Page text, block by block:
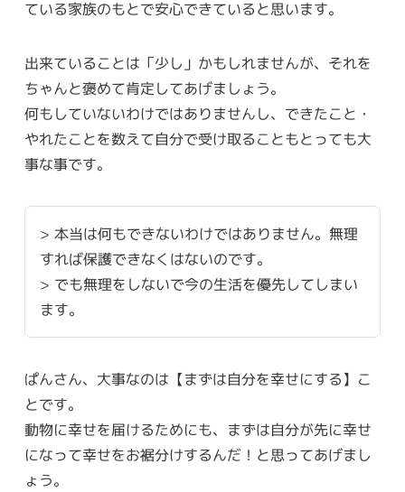
ている家族のもとで安心できていると思います。
出来ていることは「少し」かもしれませんが、それを
ちゃんと褒めて肯定してあげましょう。
何もしていないわけではありませんし、できたこと・
やれたことを数えて自分で受け取ることもとっても大
事な事です。
> 本当は何もできないわけではありません。無理
すれば保護できなくはないのです。
> でも無理をしないで今の生活を優先してしまい
ます。
ぱんさん、大事なのは【まずは自分を幸せにする】こ
とです。
動物に幸せを届けるためにも、まずは自分が先に幸せ
になって幸せをお裾分けするんだ！と思ってあげまし
ょう。